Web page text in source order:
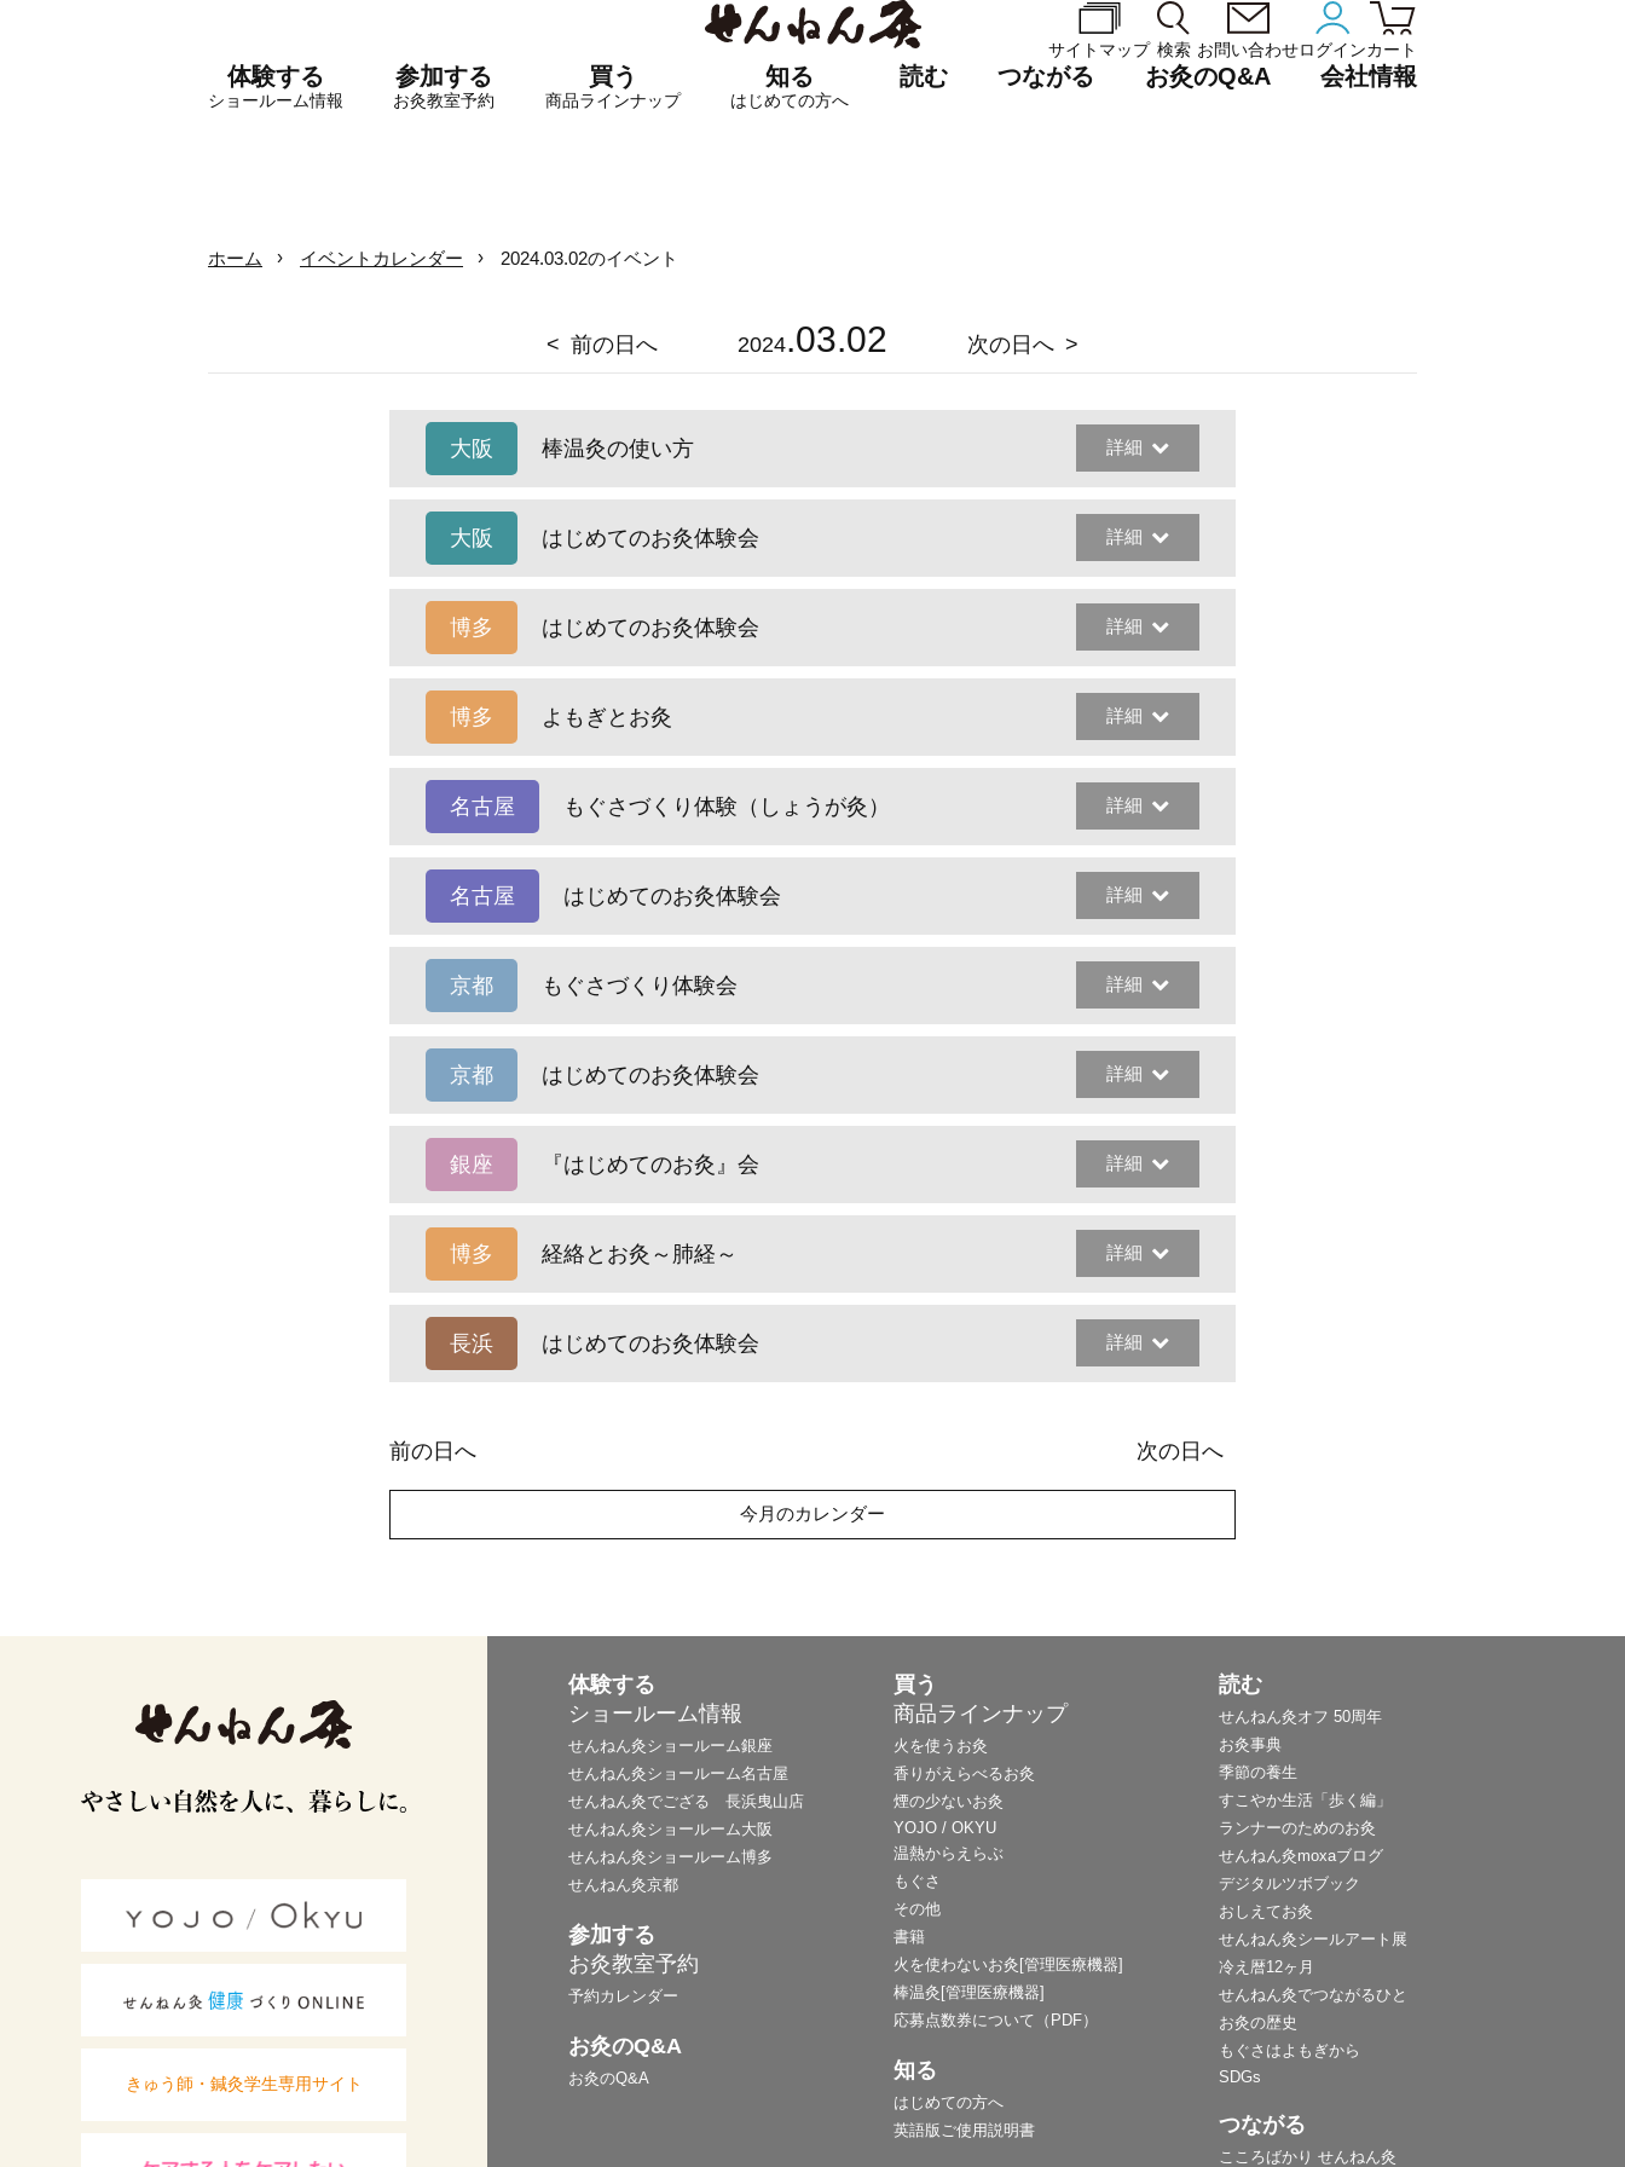
サイトマップ 検索 お問い合わせログインカート
体験する
ショールーム情報
参加する
お灸教室予約
買う
商品ラインナップ
知る
はじめての方へ
読む つながる お灸のQ&A 会社情報
ホーム イベントカレンダー 2024.03.02のイベント
前の日へ 2024.03.02 次の日へ
大阪 棒温灸の使い方 詳細
大阪 はじめてのお灸体験会 詳細
博多 はじめてのお灸体験会 詳細
博多 よもぎとお灸 詳細
名古屋 もぐさづくり体験（しょうが灸） 詳細
名古屋 はじめてのお灸体験会 詳細
京都 もぐさづくり体験会 詳細
京都 はじめてのお灸体験会 詳細
銀座 『はじめてのお灸』会 詳細
博多 経絡とお灸～肺経～ 詳細
長浜 はじめてのお灸体験会 詳細
前の日へ 次の日へ
今月のカレンダー
きゅう師・鍼灸学生専用サイト
体験する
ショールーム情報
せんねん灸ショールーム銀座
せんねん灸ショールーム名古屋
せんねん灸でござる 長浜曳山店
せんねん灸ショールーム大阪
せんねん灸ショールーム博多
せんねん灸京都
参加する
お灸教室予約
予約カレンダー
お灸のQ&A
お灸のQ&A
買う
商品ラインナップ
火を使うお灸
香りがえらべるお灸
煙の少ないお灸
YOJO / OKYU
温熱からえらぶ
もぐさ
その他
書籍
火を使わないお灸[管理医療機器]
棒温灸[管理医療機器]
応募点数券について（PDF）
知る
はじめての方へ
英語版ご使用説明書
読む
せんねん灸オフ 50周年
お灸事典
季節の養生
すこやか生活「歩く編」
ランナーのためのお灸
せんねん灸moxaブログ
デジタルツボブック
おしえてお灸
せんねん灸シールアート展
冷え暦12ヶ月
せんねん灸でつながるひと
お灸の歴史
もぐさはよもぎから
SDGs
つながる
こころばかり せんねん灸